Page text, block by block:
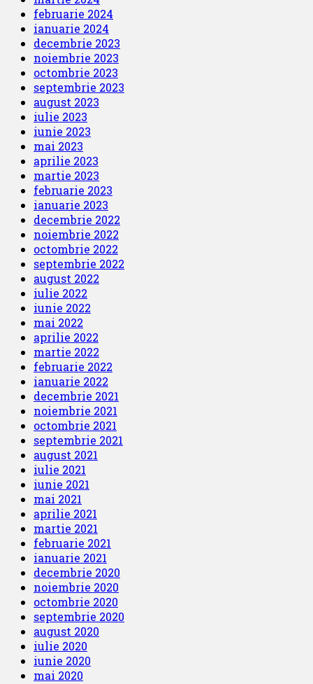
februarie 2024
ianuarie 2024
decembrie 2023
noiembrie 2023
octombrie 2023
septembrie 2023
august 2023
iulie 2023
iunie 2023
mai 2023
aprilie 2023
martie 2023
februarie 2023
ianuarie 2023
decembrie 2022
noiembrie 2022
octombrie 2022
septembrie 2022
august 2022
iulie 2022
iunie 2022
mai 2022
aprilie 2022
martie 2022
februarie 2022
ianuarie 2022
decembrie 2021
noiembrie 2021
octombrie 2021
septembrie 2021
august 2021
iulie 2021
iunie 2021
mai 2021
aprilie 2021
martie 2021
februarie 2021
ianuarie 2021
decembrie 2020
noiembrie 2020
octombrie 2020
septembrie 2020
august 2020
iulie 2020
iunie 2020
mai 2020